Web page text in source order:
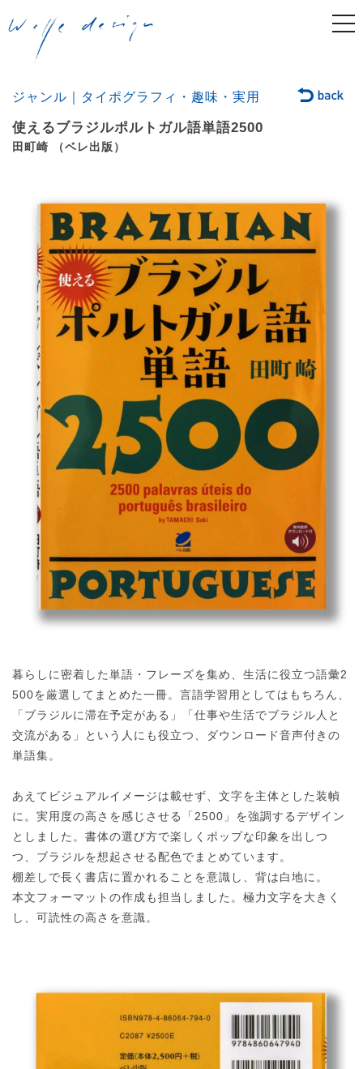
ジャンル｜タイポグラフィ・趣味・実用
使えるブラジルポルトガル語単語2500
田町崎 （ベレ出版）
暮らしに密着した単語・フレーズを集め、生活に役立つ語彙2
500を厳選してまとめた一冊。言語学習用としてはもちろん、
「ブラジルに滞在予定がある」「仕事や生活でブラジル人と
交流がある」という人にも役立つ、ダウンロード音声付きの
単語集。
あえてビジュアルイメージは載せず、文字を主体とした装幀
に。実用度の高さを感じさせる「2500」を強調するデザイン
としました。書体の選び方で楽しくポップな印象を出しつ
つ、ブラジルを想起させる配色でまとめています。
棚差しで長く書店に置かれることを意識し、背は白地に。
本文フォーマットの作成も担当しました。極力文字を大きく
し、可読性の高さを意識。